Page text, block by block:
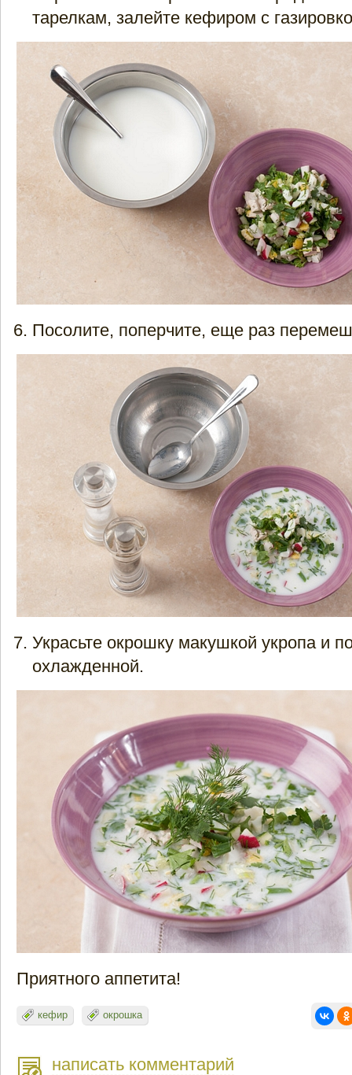
тарелкам, залейте кефиром с
Посолите, поперчите, еще раз
Украсьте окрошку макушкой укропа и
охлажденной.
Приятного аппетита!
кефир окрошка
написать комментарий